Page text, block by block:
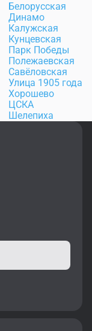
Белорусская
Динамо
Калужская
Кунцевская
Парк Победы
Полежаевская
Савёловская
Улица 1905 года
Хорошево
ЦСКА
Шелепиха